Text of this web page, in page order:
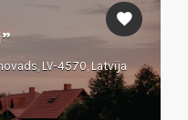
LV-4570, Latvija